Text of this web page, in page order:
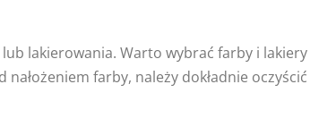
lakierowania. Warto wybrać farby i lakiery
farby, należy dokładnie oczyścić